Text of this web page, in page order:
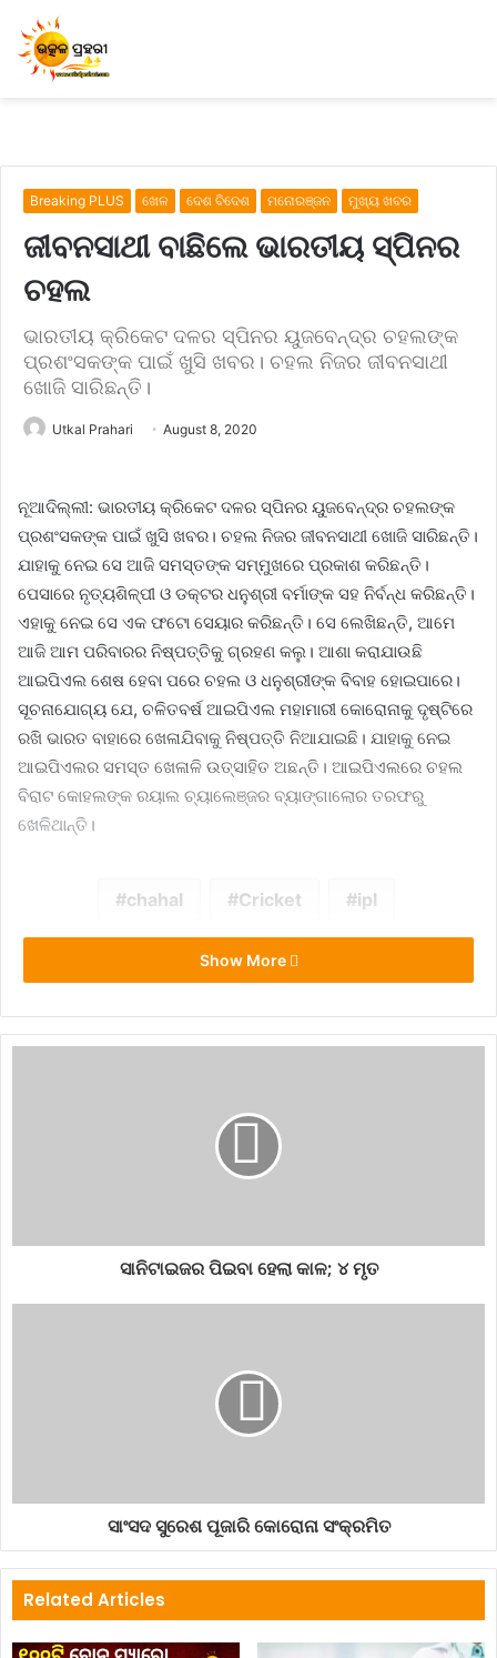
Breaking PLUS ଖେଳ ଦେଶ ବିଦେଶ ମନୋରଞ୍ଜନ ମୁଖ୍ୟ ଖବର
ଜୀବନସାଥୀ ବାଛିଲେ ଭାରତୀୟ ସ୍ପିନର
ଚହଲ
ଭାରତୀୟ କ୍ରିକେଟ ଦଳର ସ୍ପିନର ୟୁଜବେନ୍ଦ୍ର ଚହଲଙ୍କ
ପ୍ରଶଂସକଙ୍କ ପାଇଁ ଖୁସି ଖବର। ଚହଲ ନିଜର ଜୀବନସାଥୀ
ଖୋଜି ସାରିଛନ୍ତି।
Utkal Prahari August 8, 2020
ନୂଆଦିଲ୍ଲୀ: ଭାରତୀୟ କ୍ରିକେଟ ଦଳର ସ୍ପିନର ୟୁଜବେନ୍ଦ୍ର ଚହଲଙ୍କ
ପ୍ରଶଂସକଙ୍କ ପାଇଁ ଖୁସି ଖବର। ଚହଲ ନିଜର ଜୀବନସାଥୀ ଖୋଜି ସାରିଛନ୍ତି।
ଯାହାକୁ ନେଇ ସେ ଆଜି ସମସ୍ତଙ୍କ ସମ୍ମୁଖରେ ପ୍ରକାଶ କରିଛନ୍ତି।
ପେସାରେ ନୃତ୍ୟଶିଳ୍ପୀ ଓ ଡକ୍ଟର ଧନୁଶ୍ରୀ ବର୍ମାଙ୍କ ସହ ନିର୍ବନ୍ଧ କରିଛନ୍ତି।
ଏହାକୁ ନେଇ ସେ ଏକ ଫଟୋ ସେୟାର କରିଛନ୍ତି। ସେ ଲେଖିଛନ୍ତି, ଆମେ
ଆଜି ଆମ ପରିବାରର ନିଷ୍ପତ୍ତିକୁ ଗ୍ରହଣ କଲୁ। ଆଶା କରାଯାଉଛି
ଆଇପିଏଲ ଶେଷ ହେବା ପରେ ଚହଲ ଓ ଧନୁଶ୍ରୀଙ୍କ ବିବାହ ହୋଇପାରେ।
ସୂଚନାଯୋଗ୍ୟ ଯେ, ଚଳିତବର୍ଷ ଆଇପିଏଲ ମହାମାରୀ କୋରୋନାକୁ ଦୃଷ୍ଟିରେ
ରଖି ଭାରତ ବାହାରେ ଖେଳାଯିବାକୁ ନିଷ୍ପତ୍ତି ନିଆଯାଇଛି। ଯାହାକୁ ନେଇ
ଆଇପିଏଲର ସମସ୍ତ ଖେଳାଳି ଉତ୍ସାହିତ ଅଛନ୍ତି। ଆଇପିଏଲରେ ଚହଲ
ବିରାଟ କୋହଲଙ୍କ ରୟାଲ ଚ୍ୟାଲେଞ୍ଜର ବ୍ୟାଙ୍ଗାଲୋର ତରଫରୁ
ଖେଳିଥାନ୍ତି।
chahal Cricket ipl
Show More
ସାନିଟାଇଜର ପିଇବା ହେଲା କାଳ; ୪ ମୃତ
ସାଂସଦ ସୁରେଶ ପୂଜାରି କୋରୋନା ସଂକ୍ରମିତ
Related Articles